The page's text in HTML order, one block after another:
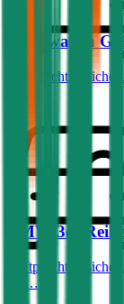
Volkswagen
BMW 3er-
ab …